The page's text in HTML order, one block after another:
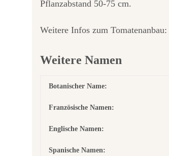
Pflanzabstand 50-75 cm.
Weitere Infos zum Tomatenanbau:
Weitere Namen
Botanischer Name:
Französische Namen:
Englische Namen:
Spanische Namen: